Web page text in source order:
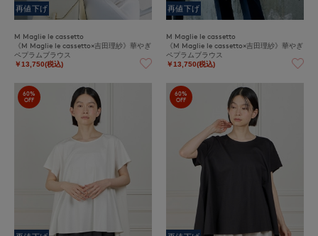
再値下げ
M Maglie le cassetto
《M Maglie le cassetto×吉田理紗》華やぎ
ペプラムブラウス
￥13,750(税込)
再値下げ
M Maglie le cassetto
《M Maglie le cassetto×吉田理紗》華やぎ
ペプラムブラウス
￥13,750(税込)
60%
OFF
60%
OFF